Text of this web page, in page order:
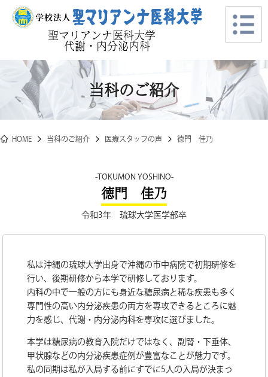
聖マリアンナ医科大学
代謝・内分泌内科
当科のご紹介
HOME 当科のご紹介 医療スタッフの声 徳門 佳乃
TOKUMON YOSHINO
徳門 佳乃
令和3年 琉球大学医学部卒
私は沖縄の琉球大学出身で沖縄の市中病院で初期研修を
行い、後期研修から本学で研修しております。
内科の中で一般の方にも身近な糖尿病と稀な疾患も多く
専門性の高い内分泌疾患の両方を専攻できるところに魅
力を感じ、代謝・内分泌内科を専攻に選びました。
本学は糖尿病の教育入院だけではなく、副腎・下垂体、
甲状腺などの内分泌疾患症例が豊富なことが魅力です。
私の同期は私が入局する前にすでに5人の入局が決まっ